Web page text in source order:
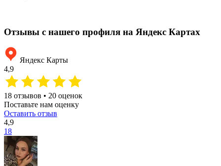
Отзывы с нашего профиля на Яндекс Картах
Яндекс Карты
4,9
18 отзывов • 20 оценок
Поставьте нам оценку
Оставить отзыв
4,9
18